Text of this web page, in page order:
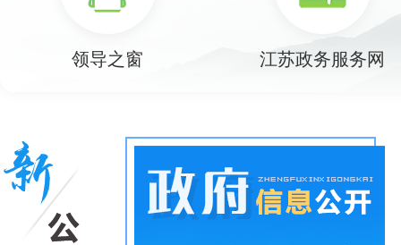
领导之窗 江苏政务服务网